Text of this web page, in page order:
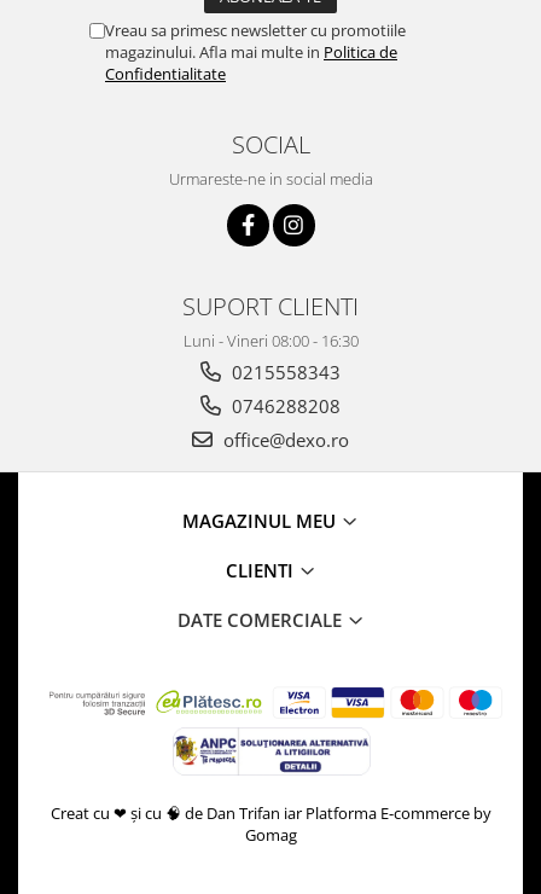
Vreau sa primesc newsletter cu promotiile
magazinului. Afla mai multe in Politica de
Confidentialitate
SOCIAL
Urmareste-ne in social media
SUPORT CLIENTI
Luni - Vineri 08:00 - 16:30
0215558343
0746288208
office@dexo.ro
MAGAZINUL MEU
CLIENTI
DATE COMERCIALE
Creat cu ❤ și cu 🧠 de Dan Trifan iar Platforma E-commerce by
Gomag